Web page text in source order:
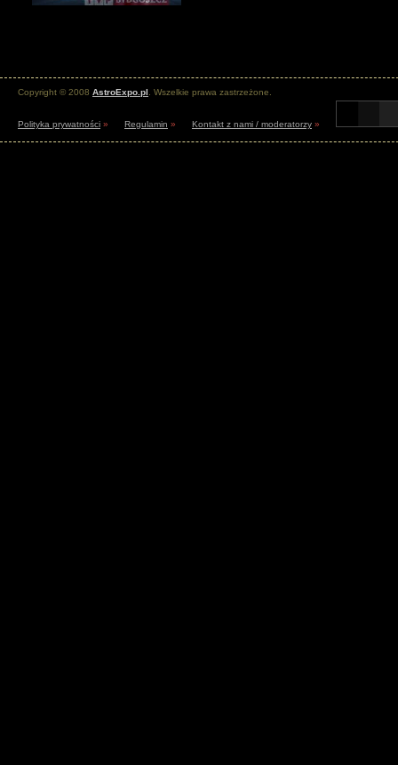
Copyright © 2008 AstroExpo.pl . Wszelkie prawa zastrzeżone.
Polityka prywatności » Regulamin » Kontakt z nami / moderatorzy »